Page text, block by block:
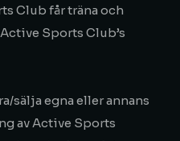
Club får träna och
Sports Club’s
sälja egna eller annans
av Active Sports